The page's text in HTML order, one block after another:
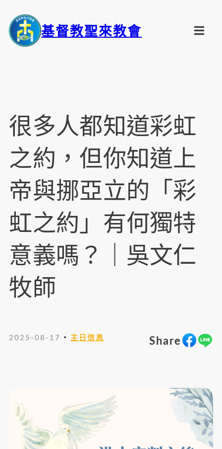
基督教聖來教會
很多人都知道彩虹
之約，但你知道上
帝與挪亞立的「彩
虹之約」有何獨特
意義嗎？｜吳文仁
牧師
2025-08-17 ・主日信息 Share